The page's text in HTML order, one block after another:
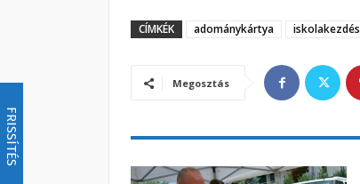
FRISSÍTÉS
CÍMKÉK adománykártya iskolakezdés
Megosztás